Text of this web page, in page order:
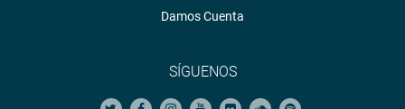
Damos Cuenta
SÍGUENOS